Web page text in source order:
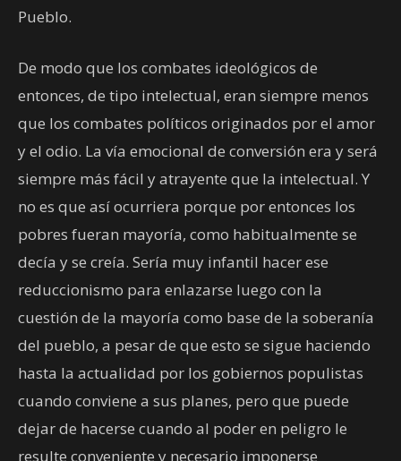
Pueblo.
De modo que los combates ideológicos de
entonces, de tipo intelectual, eran siempre menos
que los combates políticos originados por el amor
y el odio. La vía emocional de conversión era y será
siempre más fácil y atrayente que la intelectual. Y
no es que así ocurriera porque por entonces los
pobres fueran mayoría, como habitualmente se
decía y se creía. Sería muy infantil hacer ese
reduccionismo para enlazarse luego con la
cuestión de la mayoría como base de la soberanía
del pueblo, a pesar de que esto se sigue haciendo
hasta la actualidad por los gobiernos populistas
cuando conviene a sus planes, pero que puede
dejar de hacerse cuando al poder en peligro le
resulte conveniente y necesario imponerse